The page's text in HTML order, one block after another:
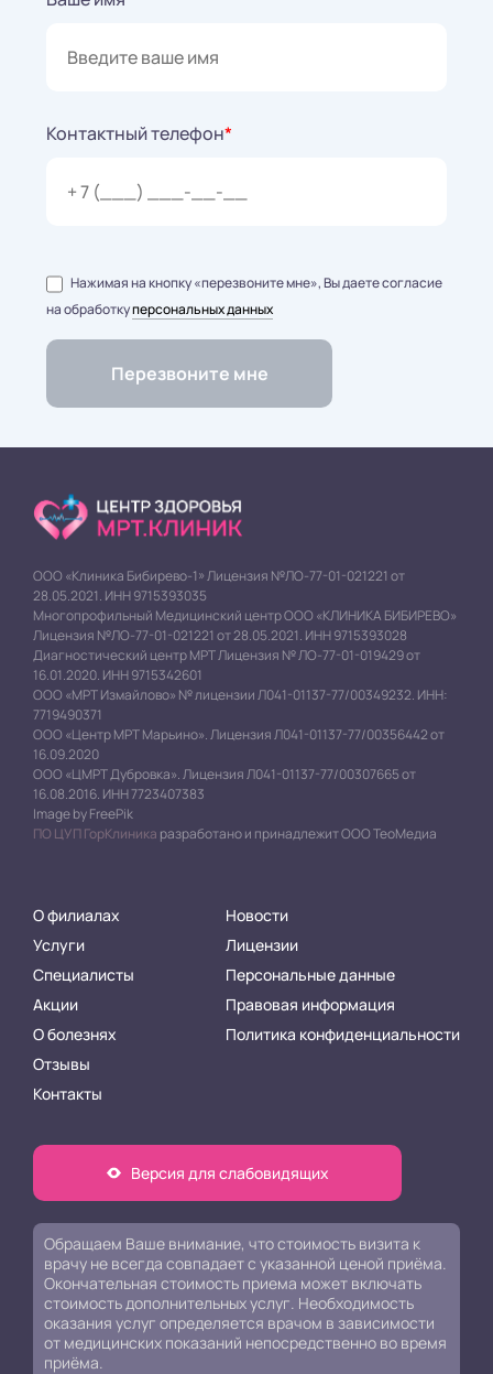
Контактный телефон*
Нажимая на кнопку «перезвоните мне», Вы даете согласие
на обработкуперсональных данных
ООО «Клиника Бибирево-1» Лицензия №ЛО-77-01-021221 от
28.05.2021. ИНН 9715393035
Многопрофильный Медицинский центр ООО «КЛИНИКА БИБИРЕВО»
Лицензия №ЛО-77-01-021221 от 28.05.2021. ИНН 9715393028
Диагностический центр МРТ Лицензия № ЛО-77-01-019429 от
16.01.2020. ИНН 9715342601
ООО «МРТ Измайлово» № лицензии Л041-01137-77/00349232. ИНН:
7719490371
ООО «Центр МРТ Марьино». Лицензия Л041-01137-77/00356442 от
16.09.2020
ООО «ЦМРТ Дубровка». Лицензия Л041-01137-77/00307665 от
16.08.2016. ИНН 7723407383
Image by FreePik
ПО ЦУП ГорКлиника разработано и принадлежит ООО ТеоМедиа
О филиалах
Услуги
Специалисты
Акции
О болезнях
Отзывы
Контакты
Новости
Лицензии
Персональные данные
Правовая информация
Политика конфиденциальности
Версия для слабовидящих
Обращаем Ваше внимание, что стоимость визита к
врачу не всегда совпадает с указанной ценой приёма.
Окончательная стоимость приема может включать
стоимость дополнительных услуг. Необходимость
оказания услуг определяется врачом в зависимости
от медицинских показаний непосредственно во время
приёма.